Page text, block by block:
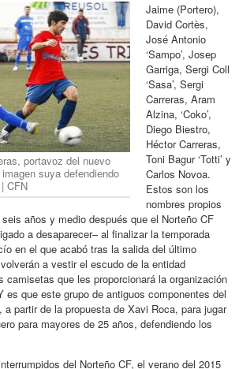
portavoz del nuevo
suya defendiendo
CFN
Jaime (Portero),
David Cortès,
José Antonio
‘Sampo’, Josep
Garriga, Sergi Coll
‘Sasa’, Sergi
Carreras, Aram
Alzina, ‘Coko’,
Diego Biestro,
Héctor Carreras,
Toni Bagur ‘Totti’ y
Carlos Novoa.
Estos son los
nombres propios
años y medio después que el Norteño CF
a desaparecer– al finalizar la temporada
en el que acabó tras la salida del último
a vestir el escudo de la entidad
camisetas que les proporcionará la organización
es que este grupo de antiguos componentes del
a partir de la propuesta de Xavi Roca, para jugar
para mayores de 25 años, defendiendo los
del Norteño CF, el verano del 2015